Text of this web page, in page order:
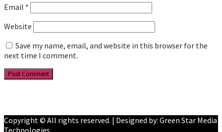
Email *
Website
Save my name, email, and website in this browser for the
next time I comment.
Copyright © All rights reserved. | Designed by: Green Star Media